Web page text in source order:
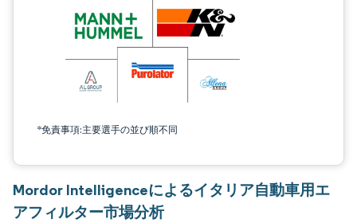
*免責事項:主要選手の並び順不同
Mordor Intelligenceによるイタリア自動車用エ
アフィルター市場分析